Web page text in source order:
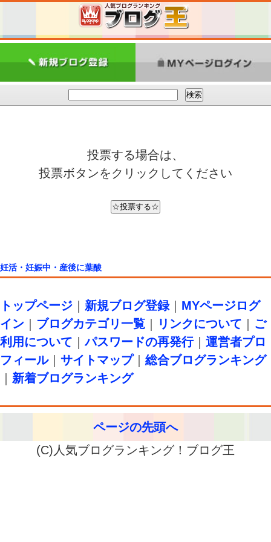
投票する場合は、
投票ボタンをクリックしてください
妊活・妊娠中・産後に葉酸
トップページ 新規ブログ登録｜ MYページログ
イン
ブログカテゴリ一覧 リンクについて
ご
利用について ｜パスワードの再発行｜ 運営者プロ
フィール｜ サイトマップ｜ 総合ブログランキング
新着ブログランキング
ページの先頭へ
(C)人気ブログランキング！ブログ王